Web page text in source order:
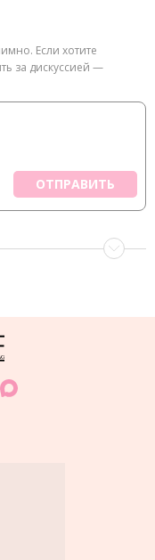
Если хотите
за дискуссией —
ОТПРАВИТЬ